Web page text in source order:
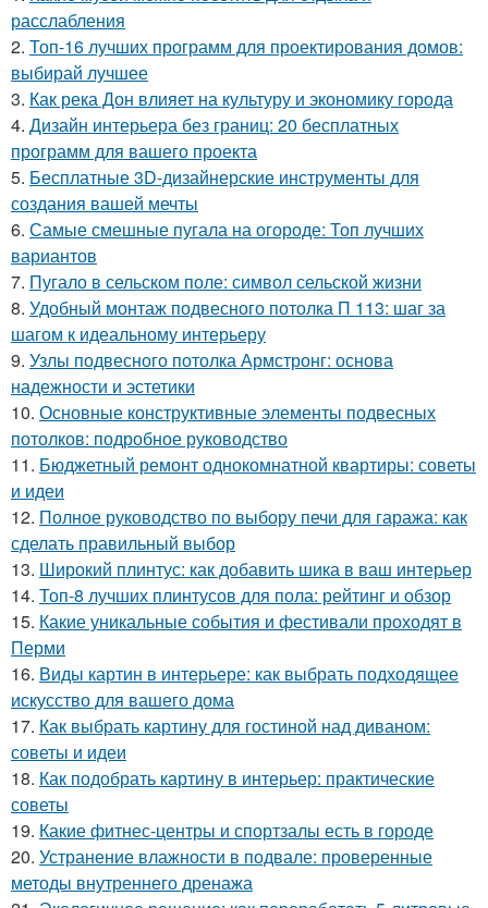
расслабления
2. Топ-16 лучших программ для проектирования домов:
выбирай лучшее
3. Как река Дон влияет на культуру и экономику города
4. Дизайн интерьера без границ: 20 бесплатных
программ для вашего проекта
5. Бесплатные 3D-дизайнерские инструменты для
создания вашей мечты
6. Самые смешные пугала на огороде: Топ лучших
вариантов
7. Пугало в сельском поле: символ сельской жизни
8. Удобный монтаж подвесного потолка П 113: шаг за
шагом к идеальному интерьеру
9. Узлы подвесного потолка Армстронг: основа
надежности и эстетики
10. Основные конструктивные элементы подвесных
потолков: подробное руководство
11. Бюджетный ремонт однокомнатной квартиры: советы
и идеи
12. Полное руководство по выбору печи для гаража: как
сделать правильный выбор
13. Широкий плинтус: как добавить шика в ваш интерьер
14. Топ-8 лучших плинтусов для пола: рейтинг и обзор
15. Какие уникальные события и фестивали проходят в
Перми
16. Виды картин в интерьере: как выбрать подходящее
искусство для вашего дома
17. Как выбрать картину для гостиной над диваном:
советы и идеи
18. Как подобрать картину в интерьер: практические
советы
19. Какие фитнес-центры и спортзалы есть в городе
20. Устранение влажности в подвале: проверенные
методы внутреннего дренажа